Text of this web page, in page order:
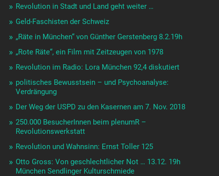
Revolution in Stadt und Land geht weiter …
Geld-Faschisten der Schweiz
„Räte in München“ von Günther Gerstenberg 8.2.19h
„Rote Räte“, ein Film mit Zeitzeugen von 1978
Revolution im Radio: Lora München 92,4 diskutiert
politisches Bewusstsein – und Psychoanalyse:
Verdrängung
Der Weg der USPD zu den Kasernen am 7. Nov. 2018
250.000 BesucherInnen beim plenumR –
Revolutionswerkstatt
Revolution und Wahnsinn: Ernst Toller 125
Otto Gross: Von geschlechtlicher Not … 13.12. 19h
München Sendlinger Kulturschmiede